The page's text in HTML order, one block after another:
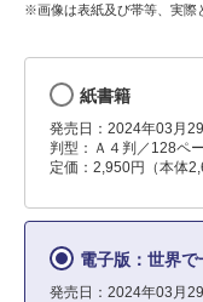
※画像は表紙及び帯等、実際
紙書籍
発売日：2024年03月
判型：Ａ４判／128ペ
定価：2,950円（本体
電子版：世界
発売日：2024年03月